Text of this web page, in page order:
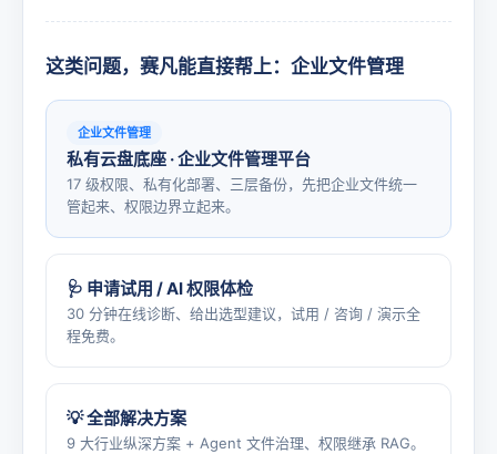
这类问题，赛凡能直接帮上：企业文件管理
企业文件管理
私有云盘底座 · 企业文件管理平台
17 级权限、私有化部署、三层备份，先把企业文件统一
管起来、权限边界立起来。
🩺 申请试用 / AI 权限体检
30 分钟在线诊断、给出选型建议，试用 / 咨询 / 演示全
程免费。
💡 全部解决方案
9 大行业纵深方案 + Agent 文件治理、权限继承 RAG。